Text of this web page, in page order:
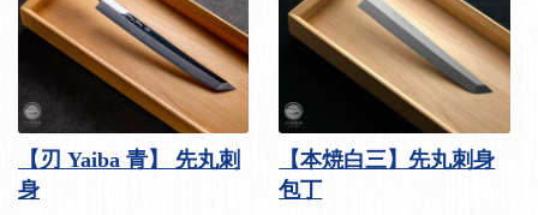
【刃 Yaiba 青】 先丸刺
身
【本焼白三】先丸刺身
包丁